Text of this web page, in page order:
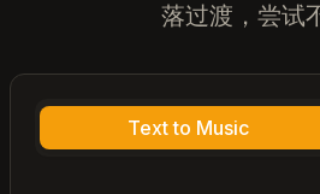
落过渡，尝试
Text to Music